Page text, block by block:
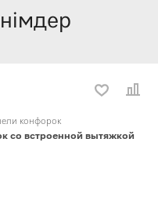
конфорок
со встроенной вытяжкой